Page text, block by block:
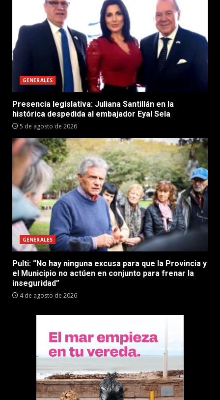
GENERALES
Presencia legislativa: Juliana Santillán en la
histórica despedida al embajador Eyal Sela
5 de agosto de 2026
GENERALES
Pulti: “No hay ninguna excusa para que la Provincia y
el Municipio no actúen en conjunto para frenar la
inseguridad”
4 de agosto de 2026